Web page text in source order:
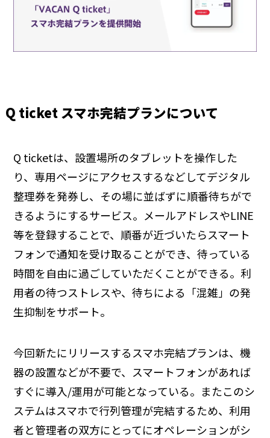
Q ticket スマホ完結プランについて
Q ticketは、設置場所のタブレットを操作した
り、専用ページにアクセスするなどしてデジタル
整理券を発券し、その場に並ばずに順番待ちがで
きるようにするサービス。メールアドレスやLINE
等を登録することで、順番が近づいたらスマート
フォンで通知を受け取ることができ、待っている
時間を自由に過ごしていただくことができる。利
用者の待つストレスや、待ちによる「混雑」の発
生抑制をサポート。
今回新たにリリースするスマホ完結プランは、機
器の設置などが不要で、スマートフォンがあれば
すぐに導入/運用が可能となっている。またこのシ
ステムはスマホで行列管理が完結するため、利用
者と管理者の双方にとってにオペレーションがシ